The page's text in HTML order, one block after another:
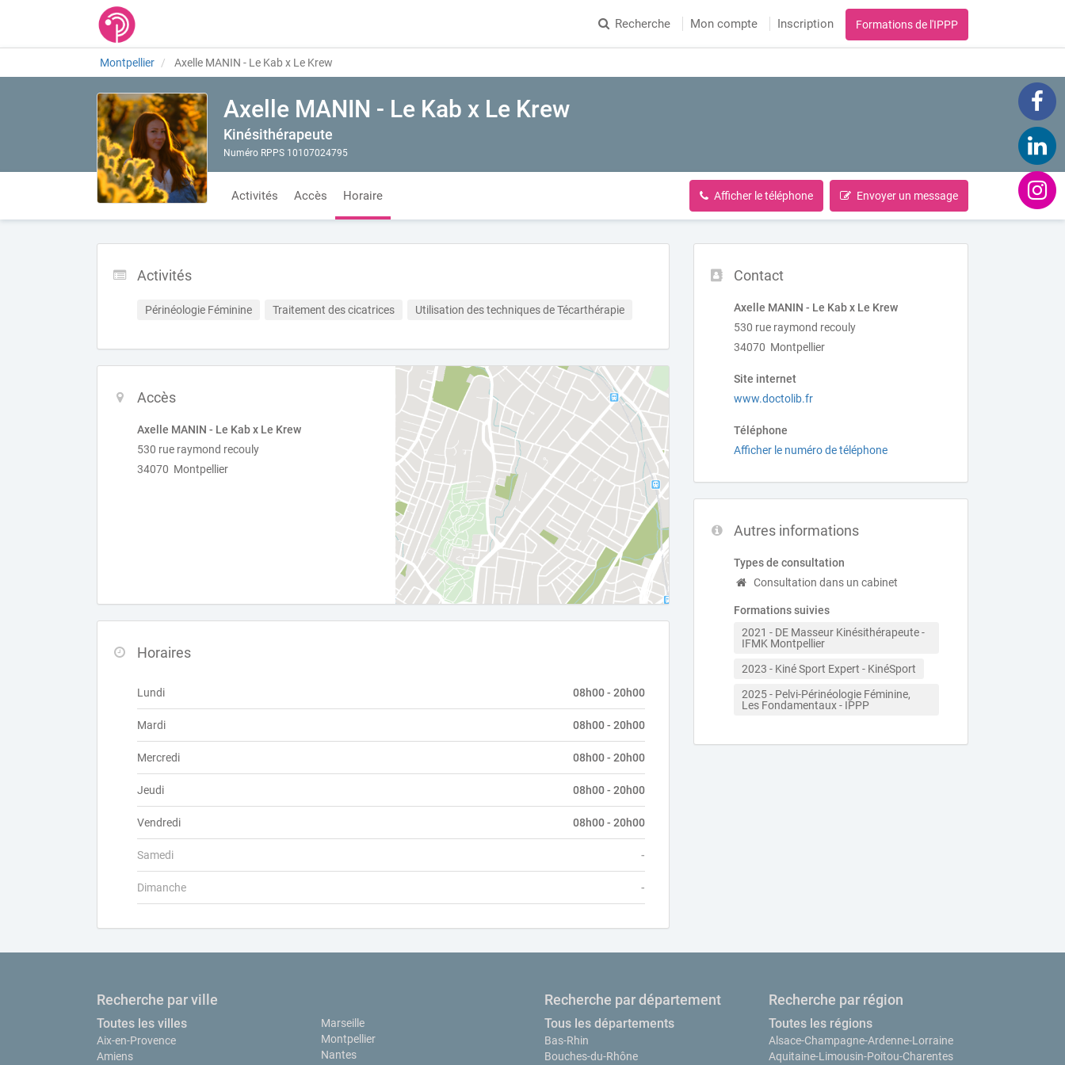
Recherche Mon compte Inscription Formations de l'IPPP
Montpellier Axelle MANIN - Le Kab x Le Krew
Axelle MANIN - Le Kab x Le Krew
Kinésithérapeute
Numéro RPPS 10107024795
Activités Accès Horaire Afficher le téléphone Envoyer un message
Contact
Axelle MANIN - Le Kab x Le Krew
530 rue raymond recouly
34070 Montpellier
Site internet
www.doctolib.fr
Téléphone
Afficher le numéro de téléphone
Autres informations
Types de consultation
Consultation dans un cabinet
Formations suivies
2021 - DE Masseur Kinésithérapeute -
IFMK Montpellier
2023 - Kiné Sport Expert - KinéSport
2025 - Pelvi-Périnéologie Féminine,
Les Fondamentaux - IPPP
Activités
Périnéologie Féminine Traitement des cicatrices Utilisation des techniques de Técarthérapie
Accès
Axelle MANIN - Le Kab x Le Krew
530 rue raymond recouly
34070 Montpellier
Horaires
Lundi 08h00 - 20h00
Mardi 08h00 - 20h00
Mercredi 08h00 - 20h00
Jeudi 08h00 - 20h00
Vendredi 08h00 - 20h00
Samedi -
Dimanche -
Recherche par ville
Toutes les villes
Aix-en-Provence
Amiens
Marseille
Montpellier
Nantes
Recherche par département
Tous les départements
Bas-Rhin
Bouches-du-Rhône
Recherche par région
Toutes les régions
Alsace-Champagne-Ardenne-Lorraine
Aquitaine-Limousin-Poitou-Charentes